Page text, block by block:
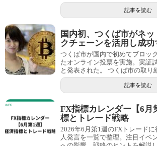
記事を読む
国内初、つくば市がネ
クチェーンを活用し成功
つくば市が国内で初めてブロッ
たオンライン投票を実施。実証
と発表された。 つくば市の取り
記事を読む
FX指標カレンダー【6月
標とトレード戦略
2026年6月第1週のFXトレード
人発言を一覧で整理。注目イベ